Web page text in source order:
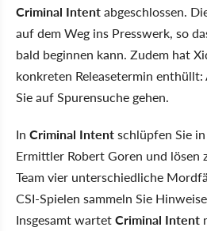
Criminal Intentabgeschlossen.
auf dem Weg ins Presswerk, so
bald beginnen kann. Zudem hat
konkreten Releasetermin
Sie auf Spurensuche gehen.
In Criminal Intentschlüpfen Sie
Ermittler Robert Goren und lösen
Team vier unterschiedliche
CSI-Spielen sammeln Sie
Insgesamt wartetCriminal Intent